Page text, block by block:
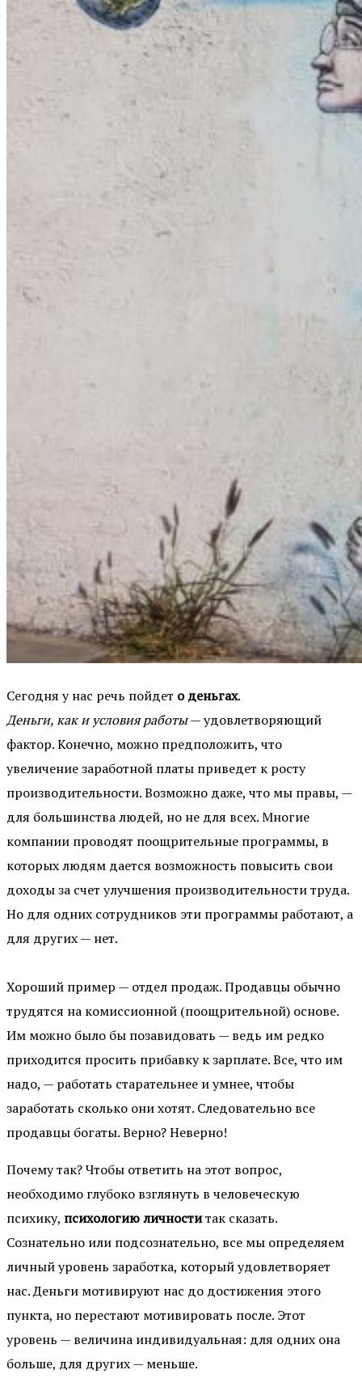
Сегодня у нас речь пойдет о деньгах.
Деньги, как и условия работы— удовлетворяющий
фактор. Конечно, можно предположить, что
увеличение заработной платы приведет к росту
производительности. Возможно даже, что мы правы, —
для большинства людей, но не для всех. Многие
компании проводят поощрительные программы, в
которых людям дается возможность повысить свои
доходы за счет улучшения производительности труда.
Но для одних сотрудников эти программы работают, а
для других — нет.
Хороший пример — отдел продаж. Продавцы обычно
трудятся на комиссионной (поощрительной) основе.
Им можно было бы позавидовать — ведь им редко
приходится просить прибавку к зарплате. Все, что им
надо, — работать старательнее и умнее, чтобы
заработать сколько они хотят. Следовательно все
продавцы богаты. Верно? Неверно!
Почему так? Чтобы ответить на этот вопрос,
необходимо глубоко взглянуть в человеческую
психику, психологию личноститак сказать.
Сознательно или подсознательно, все мы определяем
личный уровень заработка, который удовлетворяет
нас. Деньги мотивируют нас до достижения этого
пункта, но перестают мотивировать после. Этот
уровень — величина индивидуальная: для одних она
больше, для других — меньше.